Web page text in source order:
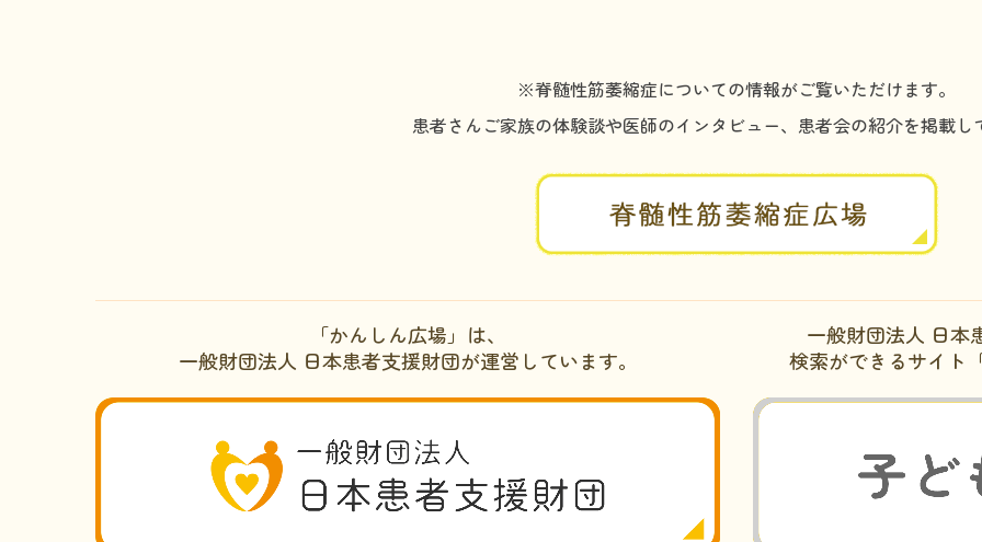
※脊髄性筋萎縮症についての情報がご覧いただけます。
患者さんご家族の体験談や医師のインタビュー、患者会の紹介を掲載し
「かんしん広場」は、
一般財団法人 日本患者支援財団が運営しています。
一般財団法人 日本
検索ができるサイト